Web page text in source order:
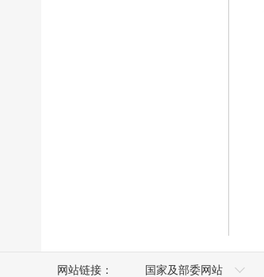
网站链接： 国家及部委网站